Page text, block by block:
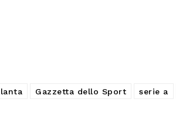
Gazzetta dello Sport serie a